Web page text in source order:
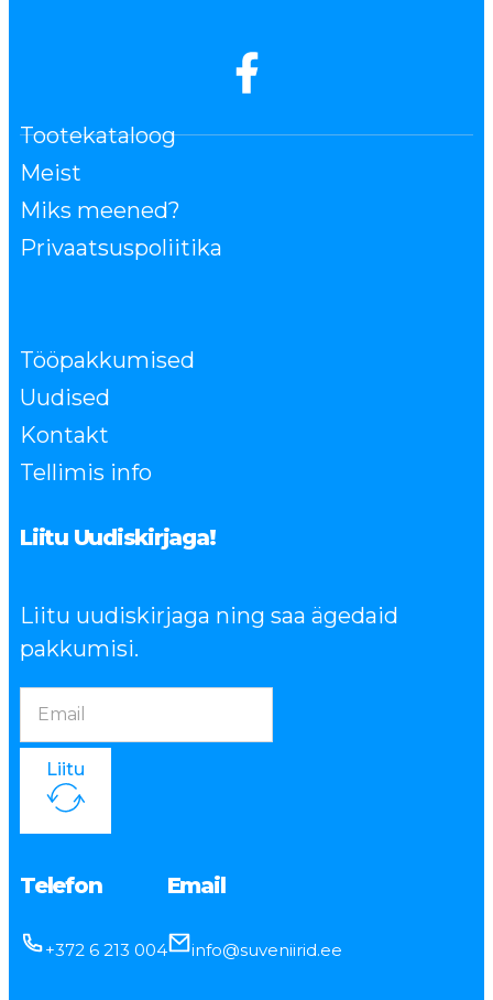
Tootekataloog
Meist
Miks meened?
Privaatsuspoliitika
Tööpakkumised
Uudised
Kontakt
Tellimis info
Liitu Uudiskirjaga!
Liitu uudiskirjaga ning saa ägedaid
pakkumisi.
Liitu
Telefon
+372 6 213 004
Email
info@suveniirid.ee